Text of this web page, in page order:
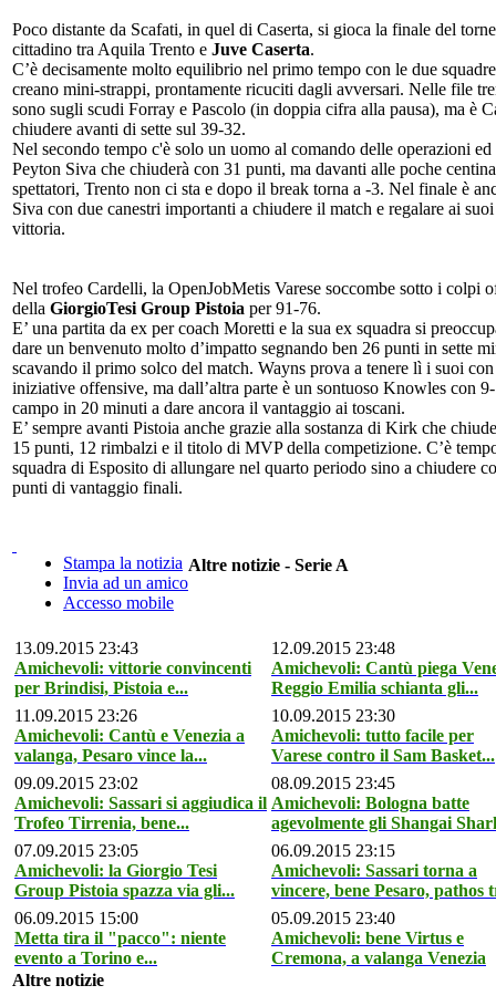
Poco distante da Scafati, in quel di Caserta, si gioca la finale del
cittadino tra Aquila Trento e Juve Caserta.
C’è decisamente molto equilibrio nel primo tempo con le due
creano mini-strappi, prontamente ricuciti dagli avversari. Nelle file
sono sugli scudi Forray e Pascolo (in doppia cifra alla pausa), ma è
chiudere avanti di sette sul 39-32.
Nel secondo tempo c'è solo un uomo al comando delle operazioni ed
Peyton Siva che chiuderà con 31 punti, ma davanti alle poche
spettatori, Trento non ci sta e dopo il break torna a -3. Nel finale è
Siva con due canestri importanti a chiudere il match e regalare ai
vittoria.
Nel trofeo Cardelli, la OpenJobMetis Varese soccombe sotto i colpi
della GiorgioTesi Group Pistoia per 91-76.
E’ una partita da ex per coach Moretti e la sua ex squadra si
dare un benvenuto molto d’impatto segnando ben 26 punti in sette
scavando il primo solco del match. Wayns prova a tenere lì i suoi con
iniziative offensive, ma dall’altra parte è un sontuoso Knowles con
campo in 20 minuti a dare ancora il vantaggio ai toscani.
E’ sempre avanti Pistoia anche grazie alla sostanza di Kirk che
15 punti, 12 rimbalzi e il titolo di MVP della competizione. C’è
squadra di Esposito di allungare nel quarto periodo sino a chiudere
punti di vantaggio finali.
Stampa la notizia
Invia ad un amico
Accesso mobile
Altre notizie - Serie A
13.09.2015 23:43
Amichevoli: vittorie convincenti
per Brindisi, Pistoia e...
12.09.2015 23:48
Amichevoli: Cantù piega
Reggio Emilia schianta gli...
11.09.2015 23:26
Amichevoli: Cantù e Venezia a
valanga, Pesaro vince la...
10.09.2015 23:30
Amichevoli: tutto facile per
Varese contro il Sam Basket...
09.09.2015 23:02
Amichevoli: Sassari si aggiudica il
Trofeo Tirrenia, bene...
08.09.2015 23:45
Amichevoli: Bologna batte
agevolmente gli Shangai
07.09.2015 23:05
Amichevoli: la Giorgio Tesi
Group Pistoia spazza via gli...
06.09.2015 23:15
Amichevoli: Sassari torna a
vincere, bene Pesaro, pathos
06.09.2015 15:00
Metta tira il "pacco": niente
evento a Torino e...
05.09.2015 23:40
Amichevoli: bene Virtus e
Cremona, a valanga Venezia
Altre notizie